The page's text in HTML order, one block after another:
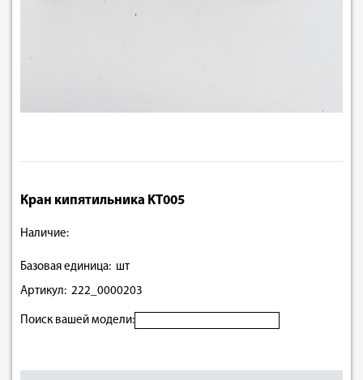
Кран кипятильника KT005
Наличие:
Базовая единица: шт
Артикул: 222_0000203
Поиск вашей модели: